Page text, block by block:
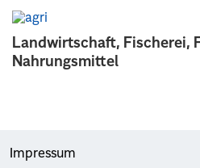
Landwirtschaft, Fischerei,
Nahrungsmittel
Impressum